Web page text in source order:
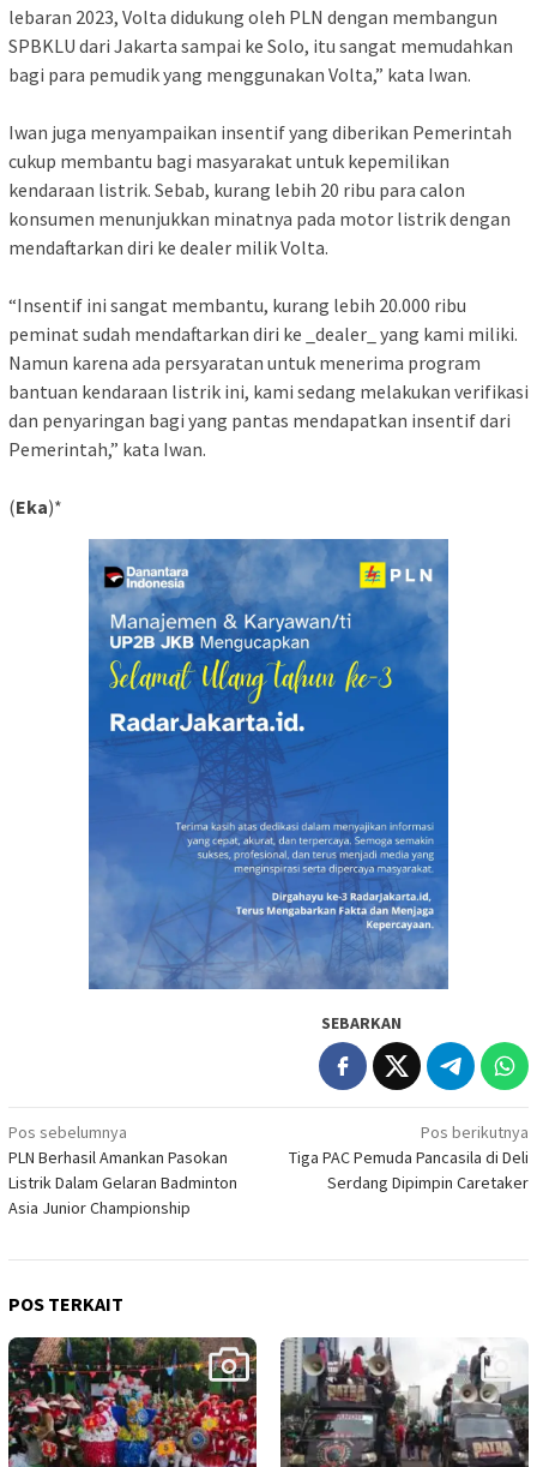
lebaran 2023, Volta didukung oleh PLN dengan membangun
SPBKLU dari Jakarta sampai ke Solo, itu sangat memudahkan
bagi para pemudik yang menggunakan Volta,” kata Iwan.
Iwan juga menyampaikan insentif yang diberikan Pemerintah
cukup membantu bagi masyarakat untuk kepemilikan
kendaraan listrik. Sebab, kurang lebih 20 ribu para calon
konsumen menunjukkan minatnya pada motor listrik dengan
mendaftarkan diri ke dealer milik Volta.
“Insentif ini sangat membantu, kurang lebih 20.000 ribu
peminat sudah mendaftarkan diri ke _dealer_ yang kami miliki.
Namun karena ada persyaratan untuk menerima program
bantuan kendaraan listrik ini, kami sedang melakukan verifikasi
dan penyaringan bagi yang pantas mendapatkan insentif dari
Pemerintah,” kata Iwan.
(Eka)*
SEBARKAN
Navigasi
pos
Pos sebelumnya
PLN Berhasil Amankan Pasokan
Listrik Dalam Gelaran Badminton
Asia Junior Championship
Pos berikutnya
Tiga PAC Pemuda Pancasila di Deli
Serdang Dipimpin Caretaker
POS TERKAIT